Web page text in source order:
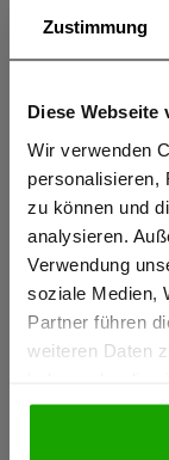
Zustimmung
Diese Webseite
Wir verwenden
personalisieren,
zu können und
analysieren.
Verwendung
soziale Medien,
Partner führen
weiteren Daten
gesammelt
Sportlicher
und trocken
Elastische
mehr anzeigen
Herstellerangaben
Schöffel PRO
Ich